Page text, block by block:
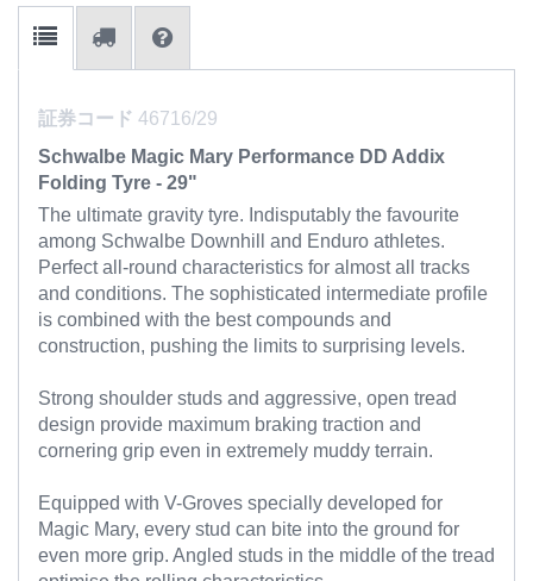
証券コード 46716/29
Schwalbe Magic Mary Performance DD Addix
Folding Tyre - 29"
The ultimate gravity tyre. Indisputably the favourite
among Schwalbe Downhill and Enduro athletes.
Perfect all-round characteristics for almost all tracks
and conditions. The sophisticated intermediate profile
is combined with the best compounds and
construction, pushing the limits to surprising levels.
Strong shoulder studs and aggressive, open tread
design provide maximum braking traction and
cornering grip even in extremely muddy terrain.
Equipped with V-Groves specially developed for
Magic Mary, every stud can bite into the ground for
even more grip. Angled studs in the middle of the tread